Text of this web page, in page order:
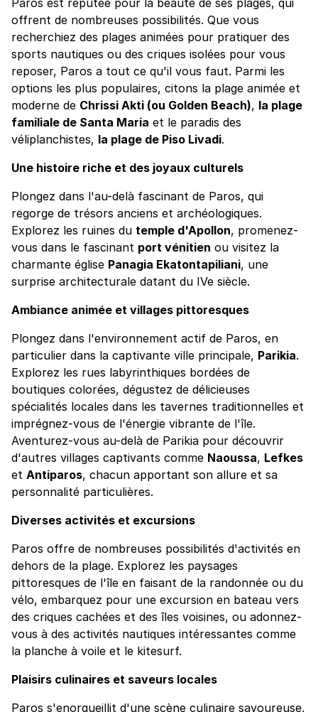
Paros est réputée pour la beauté de ses plages, qui
offrent de nombreuses possibilités. Que vous
recherchiez des plages animées pour pratiquer des
sports nautiques ou des criques isolées pour vous
reposer, Paros a tout ce qu'il vous faut. Parmi les
options les plus populaires, citons la plage animée et
moderne de Chrissi Akti (ou Golden Beach), la plage
familiale de Santa Maria et le paradis des
véliplanchistes, la plage de Piso Livadi.
Une histoire riche et des joyaux culturels
Plongez dans l'au-delà fascinant de Paros, qui
regorge de trésors anciens et archéologiques.
Explorez les ruines du temple d'Apollon, promenez-
vous dans le fascinant port vénitien ou visitez la
charmante église Panagia Ekatontapiliani, une
surprise architecturale datant du IVe siècle.
Ambiance animée et villages pittoresques
Plongez dans l'environnement actif de Paros, en
particulier dans la captivante ville principale, Parikia.
Explorez les rues labyrinthiques bordées de
boutiques colorées, dégustez de délicieuses
spécialités locales dans les tavernes traditionnelles et
imprégnez-vous de l'énergie vibrante de l'île.
Aventurez-vous au-delà de Parikia pour découvrir
d'autres villages captivants comme Naoussa, Lefkes
et Antiparos, chacun apportant son allure et sa
personnalité particulières.
Diverses activités et excursions
Paros offre de nombreuses possibilités d'activités en
dehors de la plage. Explorez les paysages
pittoresques de l'île en faisant de la randonnée ou du
vélo, embarquez pour une excursion en bateau vers
des criques cachées et des îles voisines, ou adonnez-
vous à des activités nautiques intéressantes comme
la planche à voile et le kitesurf.
Plaisirs culinaires et saveurs locales
Paros s'enorgueillit d'une scène culinaire savoureuse,